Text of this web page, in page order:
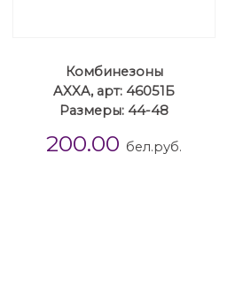
Комбинезоны
AXXA, арт: 46051Б
Размеры: 44-48
200.00 бел.руб.